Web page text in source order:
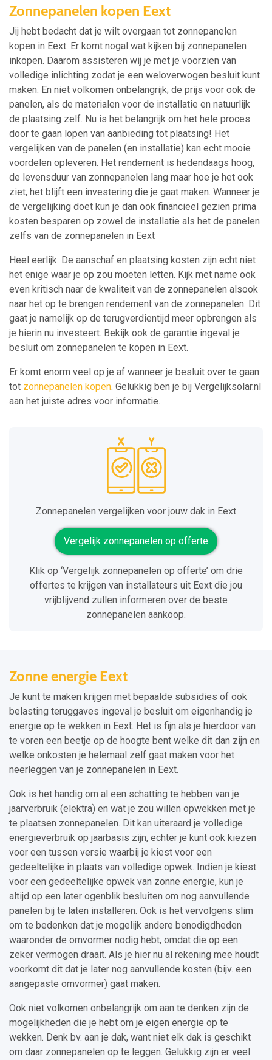
Zonnepanelen kopen Eext
Jij hebt bedacht dat je wilt overgaan tot zonnepanelen
kopen in Eext. Er komt nogal wat kijken bij zonnepanelen
inkopen. Daarom assisteren wij je met je voorzien van
volledige inlichting zodat je een weloverwogen besluit kunt
maken. En niet volkomen onbelangrijk; de prijs voor ook de
panelen, als de materialen voor de installatie en natuurlijk
de plaatsing zelf. Nu is het belangrijk om het hele proces
door te gaan lopen van aanbieding tot plaatsing! Het
vergelijken van de panelen (en installatie) kan echt mooie
voordelen opleveren. Het rendement is hedendaags hoog,
de levensduur van zonnepanelen lang maar hoe je het ook
ziet, het blijft een investering die je gaat maken. Wanneer je
de vergelijking doet kun je dan ook financieel gezien prima
kosten besparen op zowel de installatie als het de panelen
zelfs van de zonnepanelen in Eext
Heel eerlijk: De aanschaf en plaatsing kosten zijn echt niet
het enige waar je op zou moeten letten. Kijk met name ook
even kritisch naar de kwaliteit van de zonnepanelen alsook
naar het op te brengen rendement van de zonnepanelen. Dit
gaat je namelijk op de terugverdientijd meer opbrengen als
je hierin nu investeert. Bekijk ook de garantie ingeval je
besluit om zonnepanelen te kopen in Eext.
Er komt enorm veel op je af wanneer je besluit over te gaan
tot zonnepanelen kopen. Gelukkig ben je bij Vergelijksolar.nl
aan het juiste adres voor informatie.
Zonnepanelen vergelijken voor jouw dak in Eext
Vergelijk zonnepanelen op offerte
Klik op ‘Vergelijk zonnepanelen op offerte’ om drie
offertes te krijgen van installateurs uit Eext die jou
vrijblijvend zullen informeren over de beste
zonnepanelen aankoop.
Zonne energie Eext
Je kunt te maken krijgen met bepaalde subsidies of ook
belasting teruggaves ingeval je besluit om eigenhandig je
energie op te wekken in Eext. Het is fijn als je hierdoor van
te voren een beetje op de hoogte bent welke dit dan zijn en
welke onkosten je helemaal zelf gaat maken voor het
neerleggen van je zonnepanelen in Eext.
Ook is het handig om al een schatting te hebben van je
jaarverbruik (elektra) en wat je zou willen opwekken met je
te plaatsen zonnepanelen. Dit kan uiteraard je volledige
energieverbruik op jaarbasis zijn, echter je kunt ook kiezen
voor een tussen versie waarbij je kiest voor een
gedeeltelijke in plaats van volledige opwek. Indien je kiest
voor een gedeeltelijke opwek van zonne energie, kun je
altijd op een later ogenblik besluiten om nog aanvullende
panelen bij te laten installeren. Ook is het vervolgens slim
om te bedenken dat je mogelijk andere benodigdheden
waaronder de omvormer nodig hebt, omdat die op een
zeker vermogen draait. Als je hier nu al rekening mee houdt
voorkomt dit dat je later nog aanvullende kosten (bijv. een
aangepaste omvormer) gaat maken.
Ook niet volkomen onbelangrijk om aan te denken zijn de
mogelijkheden die je hebt om je eigen energie op te
wekken. Denk bv. aan je dak, want niet elk dak is geschikt
om daar zonnepanelen op te leggen. Gelukkig zijn er veel